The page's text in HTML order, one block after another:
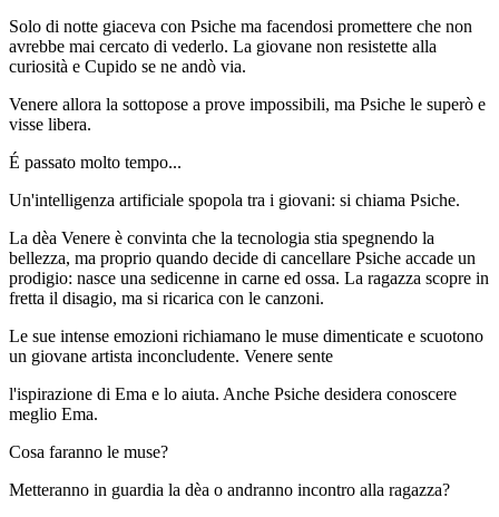
Solo di notte giaceva con Psiche ma facendosi promettere che non
avrebbe mai cercato di vederlo. La giovane non resistette alla
curiosità e Cupido se ne andò via.
Venere allora la sottopose a prove impossibili, ma Psiche le superò e
visse libera.
É passato molto tempo...
Un'intelligenza artificiale spopola tra i giovani: si chiama Psiche.
La dèa Venere è convinta che la tecnologia stia spegnendo la
bellezza, ma proprio quando decide di cancellare Psiche accade un
prodigio: nasce una sedicenne in carne ed ossa. La ragazza scopre in
fretta il disagio, ma si ricarica con le canzoni.
Le sue intense emozioni richiamano le muse dimenticate e scuotono
un giovane artista inconcludente. Venere sente
l'ispirazione di Ema e lo aiuta. Anche Psiche desidera conoscere
meglio Ema.
Cosa faranno le muse?
Metteranno in guardia la dèa o andranno incontro alla ragazza?